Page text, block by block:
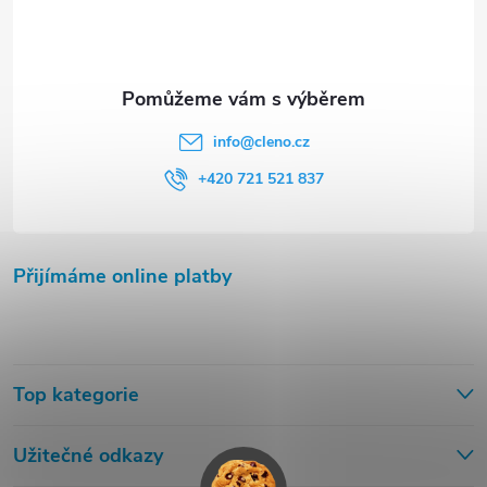
info@cleno.cz
+420 721 521 837
Přijímáme online platby
Top kategorie
Užitečné odkazy